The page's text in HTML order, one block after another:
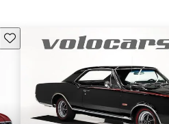
Guarda este Aviso